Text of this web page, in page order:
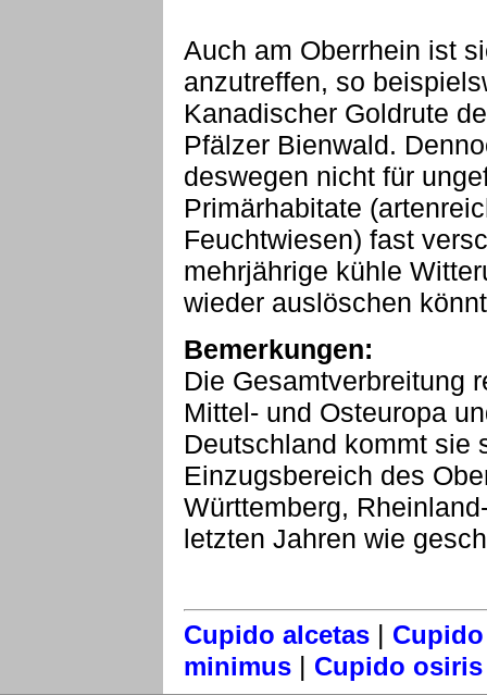
Auch am Oberrhein ist
anzutreffen, so
Kanadischer Goldrute
Pfälzer Bienwald.
deswegen nicht für
Primärhabitate
Feuchtwiesen) fast
mehrjährige kühle
wieder auslöschen
Bemerkungen:
Die Gesamtverbreitung
Mittel- und Osteuropa
Deutschland kommt sie
Einzugsbereich des
Württemberg,
letzten Jahren wie
Cupido alcetas |
minimus | Cupido osiris